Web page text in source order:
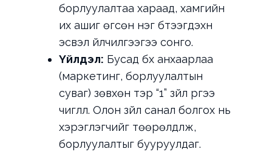
борлуулалтаа хараад, хамгийн
их ашиг өгсөн нэг бүтээгдэхүүн
эсвэл үйлчилгээгээ сонго.
Үйлдэл: Бусад бүх анхаарлаа
(маркетинг, борлуулалтын
суваг) зөвхөн тэр “1” зүйл рүүгээ
чиглүүл. Олон зүйл санал болгох нь
хэрэглэгчийг төөрөлдүүлж,
борлуулалтыг бууруулдаг.